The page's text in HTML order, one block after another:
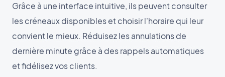
Grâce à une interface intuitive, ils peuvent consulter
les créneaux disponibles et choisir l'horaire qui leur
convient le mieux. Réduisez les annulations de
dernière minute grâce à des rappels automatiques
et fidélisez vos clients.